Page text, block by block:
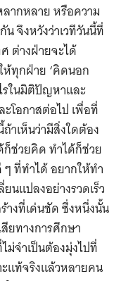
ากหลาย หรือความ
จึงหวังว่าเวทีวันนี้ที่
ต่างฝ่ายจะได้
ห้ทุกฝ่าย ‘คิดนอก
รในมิติปัญหาและ
โอกาสต่อไป เพื่อที่
าเห็นว่ามีสิ่งใดต้อง
ช่วยคิด ทำได้ก็ช่วย
ๆ ที่ทำได้ อยากให้ทำ
นแปลงอย่างรวดเร็ว
างที่เด่นชัด ซึ่งหนึ่งนั้น
ยทางการศึกษา
ม่จำเป็นต้องมุ่งไปที่
แท้จริงแล้วหลายคน